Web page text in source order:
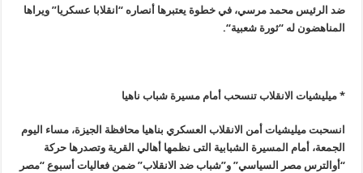
ضد الرئيس محمد مرسي، في خطوة يعتبرها أنصاره “انقلابا عسكريا” ويراها
المناهضون له “ثورة شعبية“.
* ميليشيات الانقلاب تنسحب أمام مسيرة شباب ناهيا
انسحبت ميليشيات أمن الانقلاب العسكري بناهيا محافظة الجيزة، مساء اليوم
الجمعة، أمام المسيرة الشبابية التى نظمها أهالي القرية وتصدرها حركة
“أوالترس مصر السياسي” و”شباب ضد الانقلاب” ضمن فعاليات أسبوع “مصر